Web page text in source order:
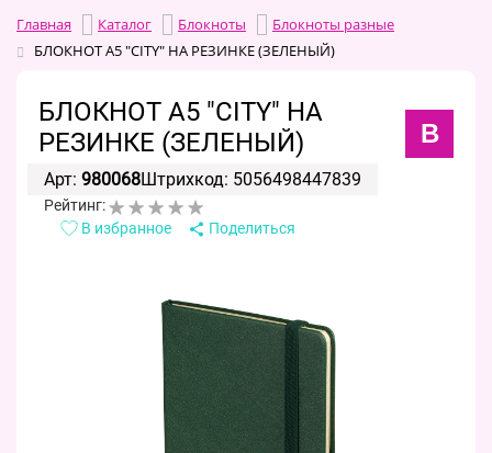
Главная Каталог Блокноты
Блокноты разные
БЛОКНОТ А5 "CITY" НА РЕЗИНКЕ (ЗЕЛЕНЫЙ)
БЛОКНОТ А5 "CITY" НА
РЕЗИНКЕ (ЗЕЛЕНЫЙ)
B
Арт: 980068Штрихкод: 5056498447839
Рейтинг:
В избранное
Поделиться